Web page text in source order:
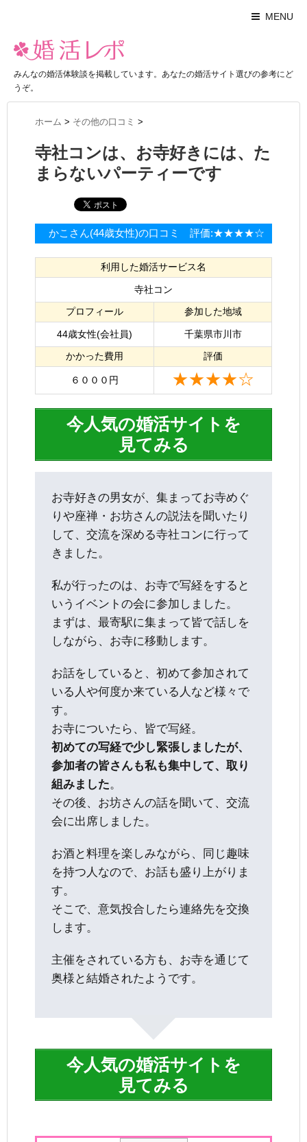
MENU
みんなの婚活体験談を掲載しています。あなたの婚活サイト選びの参考にど
うぞ。
ホーム > その他の口コミ >
寺社コンは、お寺好きには、た
まらないパーティーです
かこさん(44歳女性)の口コミ 評価:★★★★☆
利用した婚活サービス名
寺社コン
プロフィール
参加した地域
44歳女性(会社員)
千葉県市川市
かかった費用
評価
６０００円 ★★★★☆
今人気の婚活サイトを
見てみる
お寺好きの男女が、集まってお寺めぐ
りや座禅・お坊さんの説法を聞いたり
して、交流を深める寺社コンに行って
きました。
私が行ったのは、お寺で写経をすると
いうイベントの会に参加しました。
まずは、最寄駅に集まって皆で話しを
しながら、お寺に移動します。
お話をしていると、初めて参加されて
いる人や何度か来ている人など様々で
す。
お寺についたら、皆で写経。
初めての写経で少し緊張しましたが、
参加者の皆さんも私も集中して、取り
組みました。
その後、お坊さんの話を聞いて、交流
会に出席しました。
お酒と料理を楽しみながら、同じ趣味
を持つ人なので、お話も盛り上がりま
す。
そこで、意気投合したら連絡先を交換
します。
主催をされている方も、お寺を通じて
奥様と結婚されたようです。
今人気の婚活サイトを
見てみる